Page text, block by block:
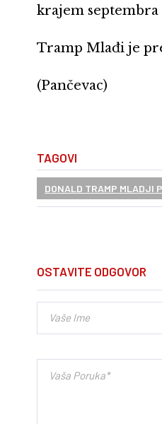
krajem septembra
Tramp Mlađi je
(Pančevac)
TAGOVI
DONALD TRAMP MLADJI
OSTAVITE ODGOVOR